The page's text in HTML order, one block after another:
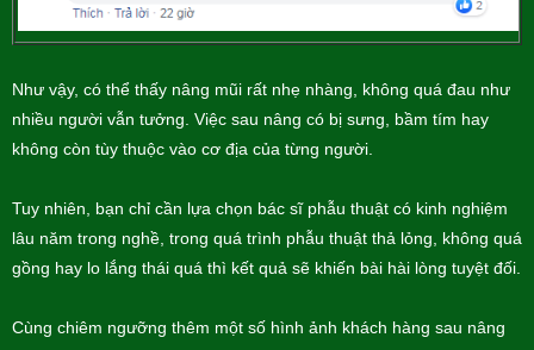
Như vậy, có thể thấy nâng mũi rất nhẹ nhàng, không quá đau như
nhiều người vẫn tưởng. Việc sau nâng có bị sưng, bầm tím hay
không còn tùy thuộc vào cơ địa của từng người.
Tuy nhiên, bạn chỉ cần lựa chọn bác sĩ phẫu thuật có kinh nghiệm
lâu năm trong nghề, trong quá trình phẫu thuật thả lỏng, không quá
gồng hay lo lắng thái quá thì kết quả sẽ khiến bài hài lòng tuyệt đối.
Cùng chiêm ngưỡng thêm một số hình ảnh khách hàng sau nâng